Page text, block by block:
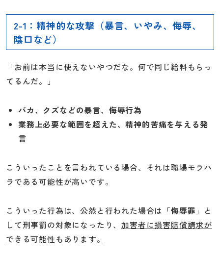
2-1：精神的な攻撃（暴言、いやみ、侮辱、
陰口など）
「お前は本当に使えないやつだな。何で同じ給料もらっ
てるんだ。」
バカ、クズなどの暴言、侮辱行為
業務上必要な範囲を超えた、精神的苦痛を与える発
言
こういったことを言われている場合、それは職場モラハ
ラである可能性が高いです。
こういった行為は、公然と行われた場合は「侮辱罪 」と
して刑事罰の対象になったり、加害者に損害賠償請求が
できる可能性もあります。